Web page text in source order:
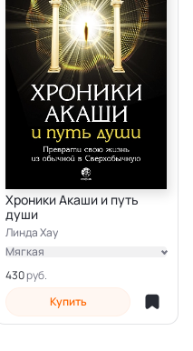
Хроники Акаши и путь
души
Линда Хау
430
Мягкая
Электронная
Купить